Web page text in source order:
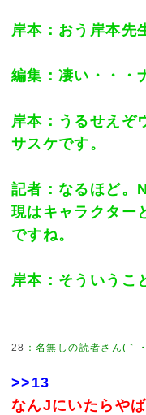
岸本：おう岸本先
編集：凄い・・・
岸本：うるせえぞ
サスケです。
記者：なるほど。
現はキャラクター
ですね。
岸本：そういうこ
28 ：名無しの読者さん(｀
>>13
なんJにいたらや